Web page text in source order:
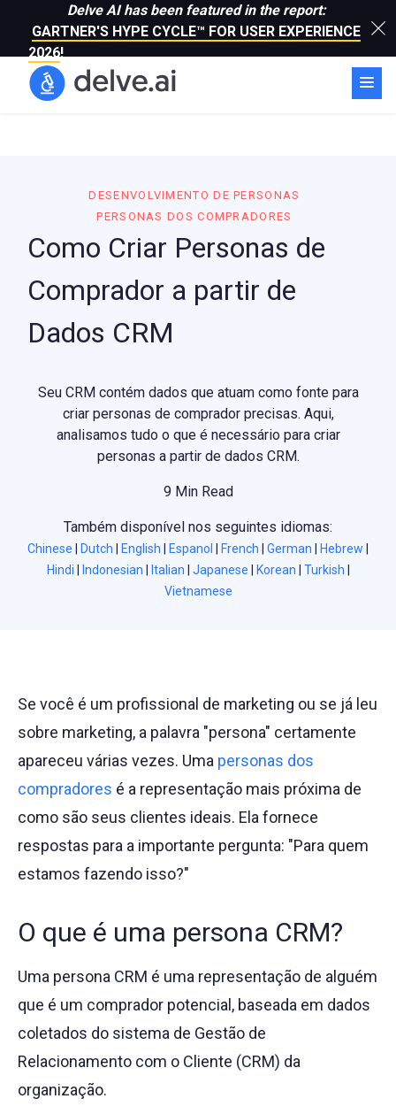
Delve AI has been featured in the report:
GARTNER'S HYPE CYCLE™ FOR USER EXPERIENCE
2026!
DESENVOLVIMENTO DE PERSONAS
PERSONAS DOS COMPRADORES
Como Criar Personas de
Comprador a partir de
Dados CRM
Seu CRM contém dados que atuam como fonte para
criar personas de comprador precisas. Aqui,
analisamos tudo o que é necessário para criar
personas a partir de dados CRM.
9 Min Read
Também disponível nos seguintes idiomas:
Chinese Dutch English Espanol French German Hebrew
Hindi
Indonesian Italian Japanese Korean Turkish
Vietnamese
Se você é um profissional de marketing ou se já leu
sobre marketing, a palavra "persona" certamente
apareceu várias vezes. Uma personas dos
compradores é a representação mais próxima de
como são seus clientes ideais. Ela fornece
respostas para a importante pergunta: "Para quem
estamos fazendo isso?"
O que é uma persona CRM?
Uma persona CRM é uma representação de alguém
que é um comprador potencial, baseada em dados
coletados do sistema de Gestão de
Relacionamento com o Cliente (CRM) da
organização.